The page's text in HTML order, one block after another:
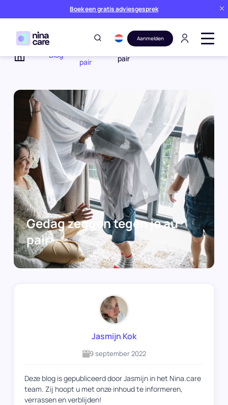
Boek een gratis adviesgesprek
Aanmelden
Blog
pair
pair
Gedag zeggen tegen je au
pair
Jasmijn Kok
9 september 2022
Deze blog is gepubliceerd door Jasmijn in het Nina.care
team. Zij hoopt u met onze inhoud te informeren,
verrassen en verblijden!